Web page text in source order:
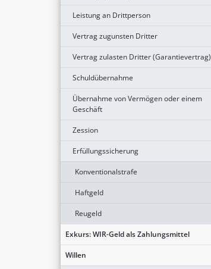
Leistung an Drittperson
Vertrag zugunsten Dritter
Vertrag zulasten Dritter (Garantievertrag)
Schuldübernahme
Übernahme von Vermögen oder einem
Geschäft
Zession
Erfüllungssicherung
Konventionalstrafe
Haftgeld
Reugeld
Exkurs: WIR-Geld als Zahlungsmittel
Willen